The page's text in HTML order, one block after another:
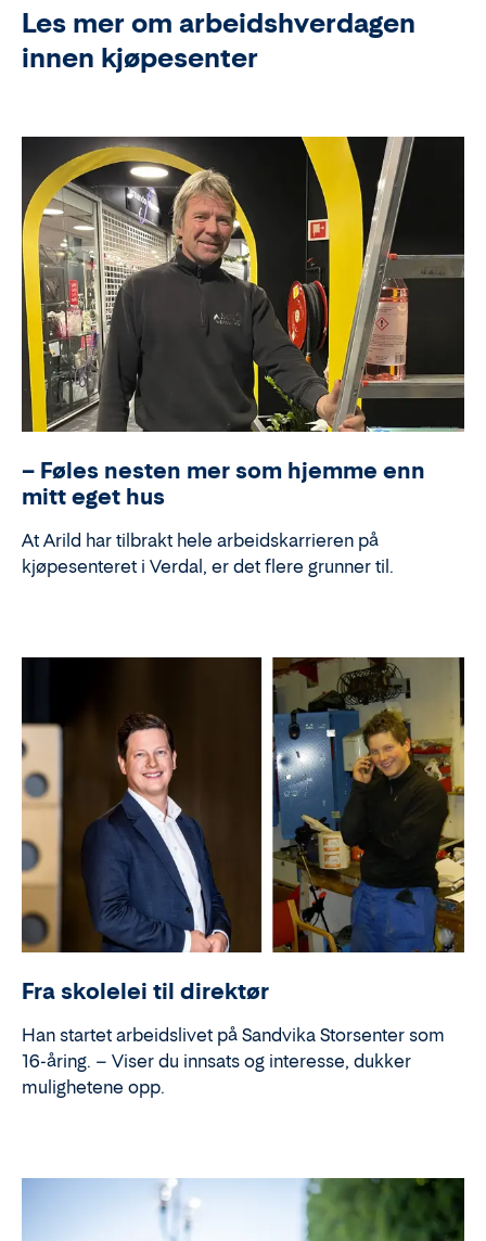
Les mer om arbeidshverdagen
innen kjøpesenter
– Føles nesten mer som hjemme enn
mitt eget hus
At Arild har tilbrakt hele arbeidskarrieren på
kjøpesenteret i Verdal, er det flere grunner til.
Fra skolelei til direktør
Han startet arbeidslivet på Sandvika Storsenter som
16-åring. – Viser du innsats og interesse, dukker
mulighetene opp.